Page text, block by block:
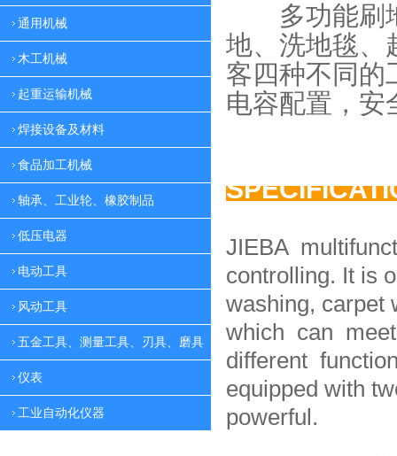
通用机械
木工机械
起重运输机械
焊接设备及材料
食品加工机械
轴承、工业轮、橡胶制品
低压电器
电动工具
风动工具
五金工具、测量工具、刃具、磨具
仪表
工业自动化仪器
多功能刷地
地、 洗地毯、
客四种不同的
电容配置， 安
JIEBA
controlling. It is
washing, carpet
which can
different
equipped with
powerful.